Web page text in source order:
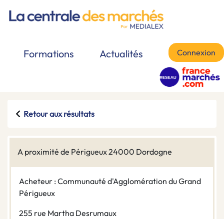
Formations Actualités Connexion
Retour aux résultats
A proximité de Périgueux 24000 Dordogne
Acheteur : Communauté d'Agglomération du Grand
Périgueux
255 rue Martha Desrumaux